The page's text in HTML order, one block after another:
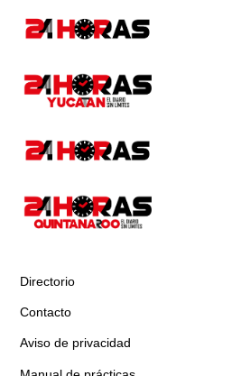
Directorio
Contacto
Aviso de privacidad